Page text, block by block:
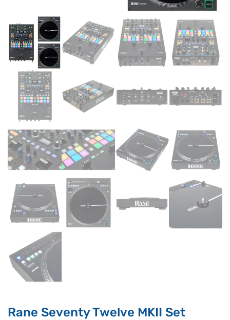
Rane Seventy Twelve MKII Set
Supporto clienti
Ciao, Come posso aiutarti?
Puoi chiedermi informazioni generali o specifiche su certi
prodotti.
Per ottenere dettagli su un determinato prodotto
assicurati di indicarne il nome completo